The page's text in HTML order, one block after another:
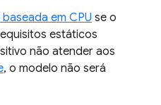
em CPU se o
estáticos
não atender aos
, o modelo não será